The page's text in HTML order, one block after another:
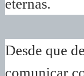
eternas.
Desde que
comunicar